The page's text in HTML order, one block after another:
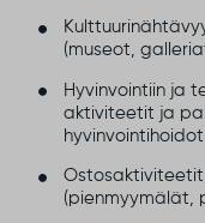
(museot,
Hyvinvointiin ja
aktiviteetit ja
(pienmyymälät,